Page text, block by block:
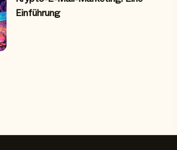
Einführung